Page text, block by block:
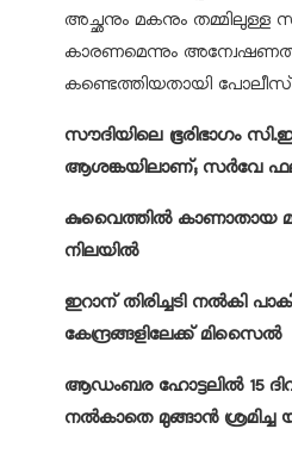
അച്ഛനും മകനും തമ്മിലുള്ള
കാരണമെന്നും
കണ്ടെത്തിയതായി
സൗദിയിലെ ഭൂരിഭാഗം
ആശങ്കയിലാണ്; സര്‍വേ
കുവൈത്തിൽ കാണാതായ
നിലയിൽ
ഇറാന് തിരിച്ചടി നല്‍കി
കേന്ദ്രങ്ങളിലേക്ക് മിസൈല്‍
ആഡംബര ഹോട്ടലില്‍ 15
നല്‍കാതെ മുങ്ങാന്‍ ശ്രമിച്ച